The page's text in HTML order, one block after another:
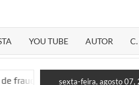
YOU TUBE AUTOR
o INSS no Maranhão
sexta-feira, agosto 07,